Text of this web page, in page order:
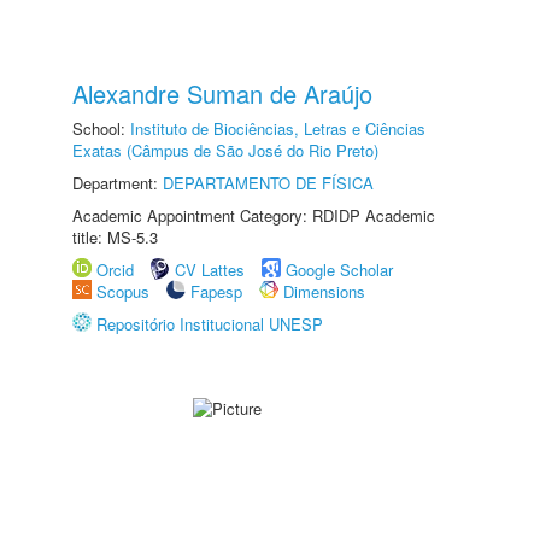
Alexandre Suman de Araújo
School: Instituto de Biociências, Letras e Ciências
Exatas (Câmpus de São José do Rio Preto)
Department: DEPARTAMENTO DE FÍSICA
Academic Appointment Category: RDIDP Academic
title: MS-5.3
Orcid
CV Lattes
Google Scholar
Scopus
Fapesp
Dimensions
Repositório Institucional UNESP